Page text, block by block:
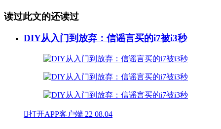
读过此文的还读过
DIY从入门到放弃：信谣言买的i7被i3秒
打开APP客户端 22 08.04